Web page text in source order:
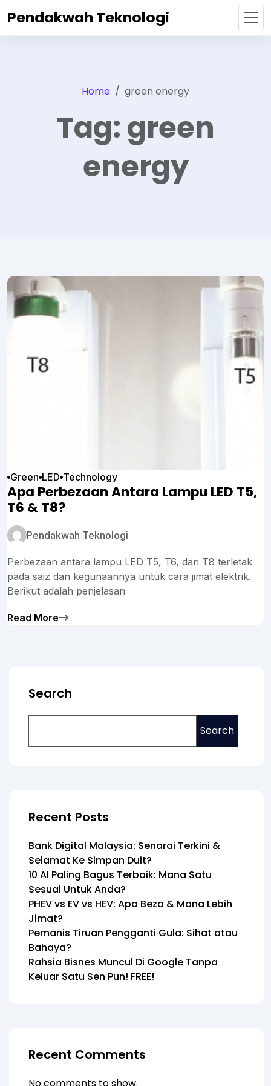
Pendakwah Teknologi
Home green energy
Tag:green
energy
Green LED Technology
Apa Perbezaan Antara Lampu LED T5,
T6 & T8?
Pendakwah Teknologi
Perbezaan antara lampu LED T5, T6, dan T8 terletak
pada saiz dan kegunaannya untuk cara jimat elektrik.
Berikut adalah penjelasan
Read More
Search
Search
Recent Posts
Bank Digital Malaysia: Senarai Terkini &
Selamat Ke Simpan Duit?
10 AI Paling Bagus Terbaik: Mana Satu
Sesuai Untuk Anda?
PHEV vs EV vs HEV: Apa Beza & Mana Lebih
Jimat?
Pemanis Tiruan Pengganti Gula: Sihat atau
Bahaya?
Rahsia Bisnes Muncul Di Google Tanpa
Keluar Satu Sen Pun! FREE!
Recent Comments